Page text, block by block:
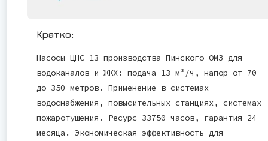
Кратко:
Насосы ЦНС 13 производства Пинского ОМЗ для
водоканалов и ЖКХ: подача 13 м³/ч, напор от 70
до 350 метров. Применение в системах
водоснабжения, повысительных станциях, системах
пожаротушения. Ресурс 33750 часов, гарантия 24
месяца. Экономическая эффективность для